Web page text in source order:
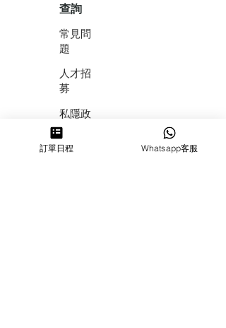
查詢
常見問
題
人才招
募
私隱政
策
​積分計
訂單日程 Whatsapp客服